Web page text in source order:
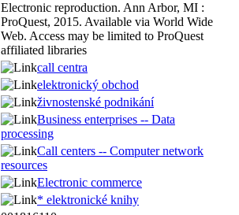
Electronic reproduction. Ann Arbor, MI :
ProQuest, 2015. Available via World Wide
Web. Access may be limited to ProQuest
affiliated libraries
call centra
elektronický obchod
živnostenské podnikání
Business enterprises -- Data
processing
Call centers -- Computer network
resources
Electronic commerce
* elektronické knihy